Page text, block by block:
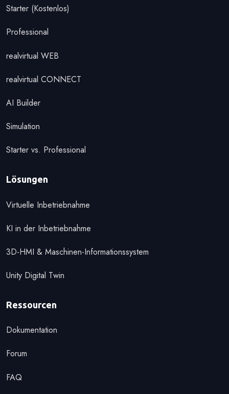
Starter (Kostenlos)
Professional
realvirtual WEB
realvirtual CONNECT
AI Builder
Simulation
Starter vs. Professional
Lösungen
Virtuelle Inbetriebnahme
KI in der Inbetriebnahme
3D-HMI & Maschinen-Informationssystem
Unity Digital Twin
Ressourcen
Dokumentation
Forum
FAQ